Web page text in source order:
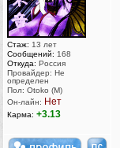
Стаж: 13 лет
Сообщений: 168
Откуда: Россия
Провайдер: Не
определен
Пол: Otoko (M)
Он-лайн: Нет
Карма: +3.13